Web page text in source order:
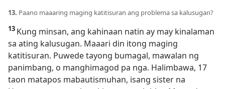
13. Paano maaaring maging katitisuran ang problema sa kalusugan?
13 Kung minsan, ang kahinaan natin ay may kinalaman
sa ating kalusugan. Maaari din itong maging
katitisuran. Puwede tayong bumagal, mawalan ng
panimbang, o manghimagod pa nga. Halimbawa, 17
taon matapos mabautismuhan, isang sister na